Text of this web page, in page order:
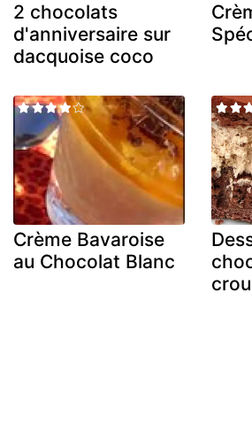
2 chocolats
d'anniversaire sur
dacquoise coco
Crème Bavaroise
au Chocolat Blanc